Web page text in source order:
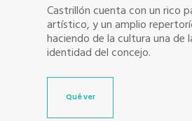
Castrillón cuenta con un rico
artístico, y un amplio
haciendo de la cultura una de
identidad del concejo.
Qué ver